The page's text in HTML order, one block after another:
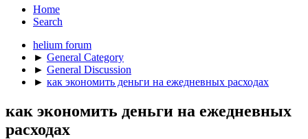
Home
Search
helium forum
► General Category
► General Discussion
► как экономить деньги на ежедневных расходах
как экономить деньги на ежедневных
расходах